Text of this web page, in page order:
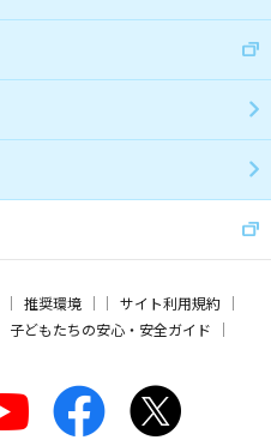
推奨環境
サイト利用規約
子どもたちの安心・安全ガイド